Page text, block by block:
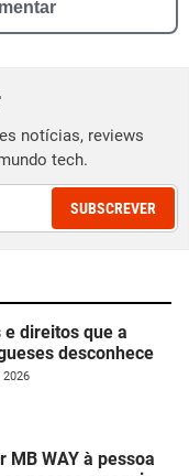
notícias, reviews
tech.
SUBSCREVER
e direitos que a
desconhece
2026
MB WAY à pessoa